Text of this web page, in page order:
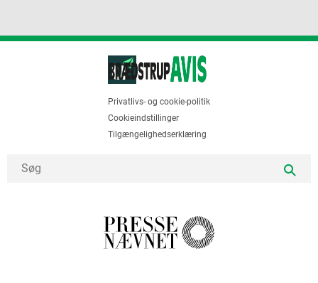
Privatlivs- og cookie-politik
Cookieindstillinger
Tilgængelighedserklæring